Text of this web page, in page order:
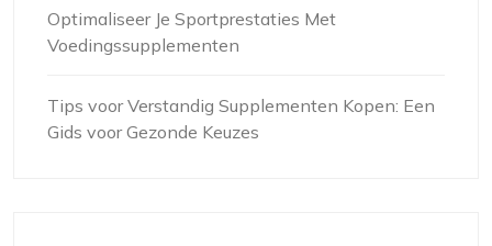
Optimaliseer Je Sportprestaties Met
Voedingssupplementen
Tips voor Verstandig Supplementen Kopen: Een
Gids voor Gezonde Keuzes